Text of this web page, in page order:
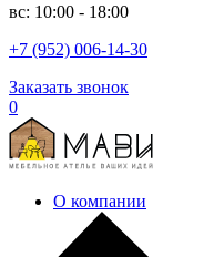
вс: 10:00 - 18:00
+7 (952) 006-14-30
Заказать звонок
0
О компании